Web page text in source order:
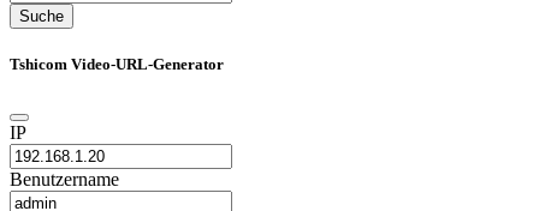
Suche
Tshicom Video-URL-Generator
IP
Benutzername